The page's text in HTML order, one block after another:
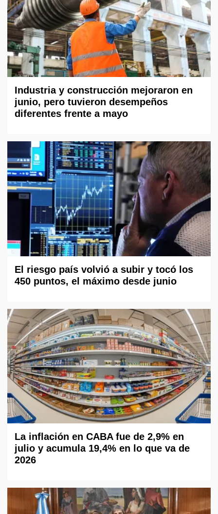
Industria y construcción mejoraron en
junio, pero tuvieron desempeños
diferentes frente a mayo
El riesgo país volvió a subir y tocó los
450 puntos, el máximo desde junio
La inflación en CABA fue de 2,9% en
julio y acumula 19,4% en lo que va de
2026